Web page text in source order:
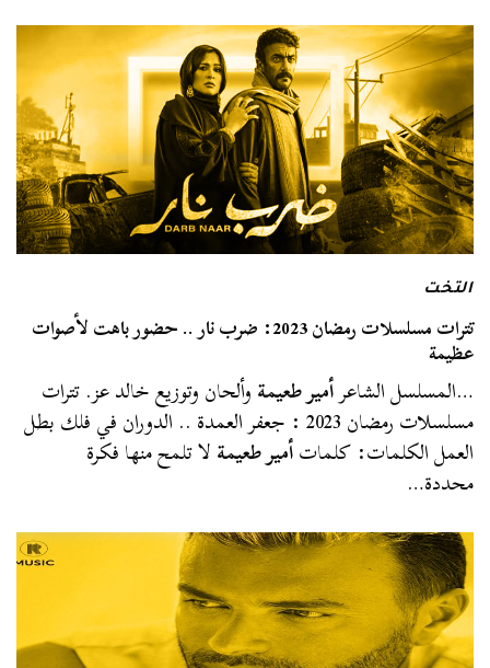
التخت
تترات مسلسلات رمضان 2023: ضرب نار .. حضور باهت لأصوات
عظيمة
…المسلسل الشاعرأمير طعيمةوألحان وتوزيع خالد عز. تترات
مسلسلات رمضان 2023 : جعفر العمدة .. الدوران في فلك بطل
العمل الكلمات: كلماتأمير طعيمةلا تلمح منها فكرة
محددة…